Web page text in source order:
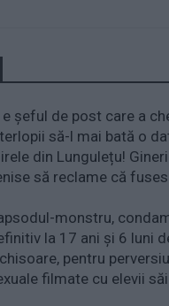
e șeful de post care a
să-l mai bată o
din Lungulețu!
să reclame că
monstru,
la 17 ani și 6 luni
pentru
filmate cu elevii săi